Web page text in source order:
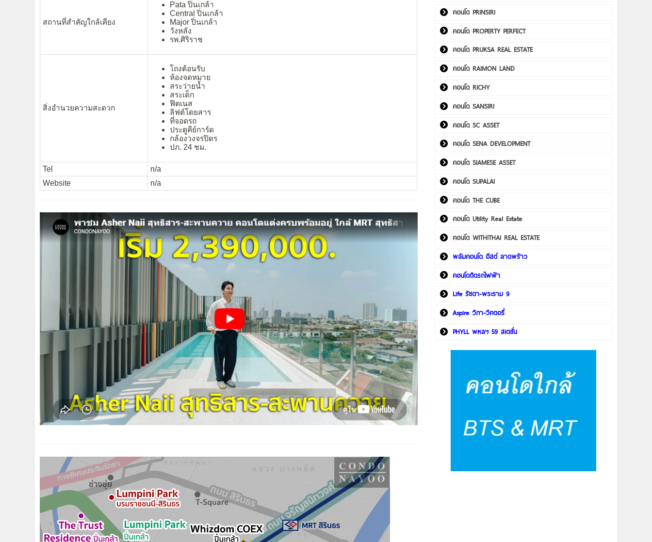
สถานที่สำคัญใกล้เคียง
Pata ปิ่นเกล้า
Central ปิ่นเกล้า
Major ปิ่นเกล้า
วังหลัง
รพ.ศิริราช
สิ่งอำนวยความสะดวก
โถงต้อนรับ
ห้องจดหมาย
สระว่ายน้ำ
สระเด็ก
ฟิตเนส
ลิฟต์โดยสาร
ที่จอดรถ
ประตูคีย์การ์ด
กล้องวงจรปิดร
ปภ. 24 ชม.
Tel
n/a
Website
n/a
คอนโด PRINSIRI
คอนโด PROPERTY PERFECT
คอนโด PRUKSA REAL ESTATE
คอนโด RAIMON LAND
คอนโด RICHY
คอนโด SANSIRI
คอนโด SC ASSET
คอนโด SENA DEVELOPMENT
คอนโด SIAMESE ASSET
คอนโด SUPALAI
คอนโด THE CUBE
คอนโด Utility Real Estate
คอนโด WITHITHAI REAL ESTATE
พลัมคอนโด อีสต์ ลาดพร้าว
คอนโดติดรถไฟฟ้า
Life รัชดา-พระราม 9
Aspire วิภา-วิคตอรี่
PHYLL พหลฯ 59 สเตชั่น